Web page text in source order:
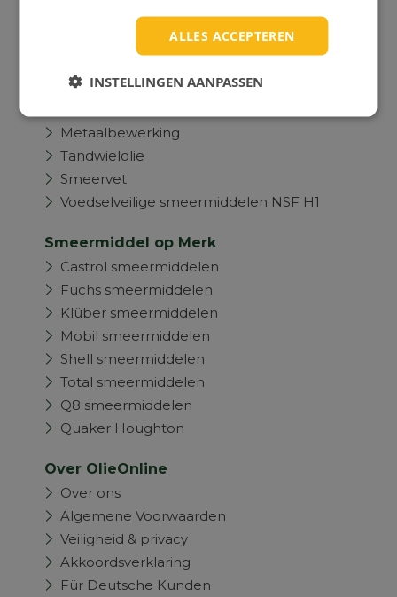
Biologisch afbreekbaar
Compressor olie
Koelvloeistof
Metaalbewerking
Tandwielolie
Smeervet
Voedselveilige smeermiddelen NSF H1
Smeermiddel op Merk
Castrol smeermiddelen
Fuchs smeermiddelen
Klüber smeermiddelen
Mobil smeermiddelen
Shell smeermiddelen
Total smeermiddelen
Q8 smeermiddelen
Quaker Houghton
Over OlieOnline
Over ons
Algemene Voorwaarden
Veiligheid & privacy
Akkoordsverklaring
Für Deutsche Kunden
ALLES ACCEPTEREN
INSTELLINGEN AANPASSEN